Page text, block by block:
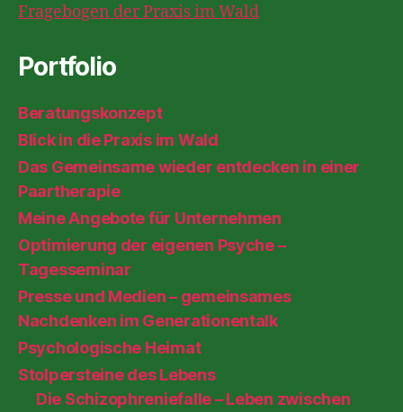
Fragebogen der Praxis im Wald
Portfolio
Beratungskonzept
Blick in die Praxis im Wald
Das Gemeinsame wieder entdecken in einer
Paartherapie
Meine Angebote für Unternehmen
Optimierung der eigenen Psyche –
Tagesseminar
Presse und Medien – gemeinsames
Nachdenken im Generationentalk
Psychologische Heimat
Stolpersteine des Lebens
Die Schizophreniefalle – Leben zwischen